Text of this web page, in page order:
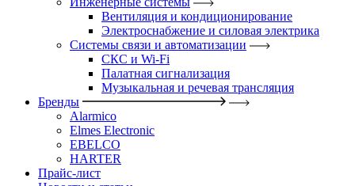
Вентиляция и кондиционирование
Электроснабжение и силовая электрика
Системы связи и автоматизации
СКС и Wi-Fi
Палатная сигнализация
Музыкальная и речевая трансляция
Бренды
Alarmico
Elmes Electronic
EBELCO
HARTER
Прайс-лист